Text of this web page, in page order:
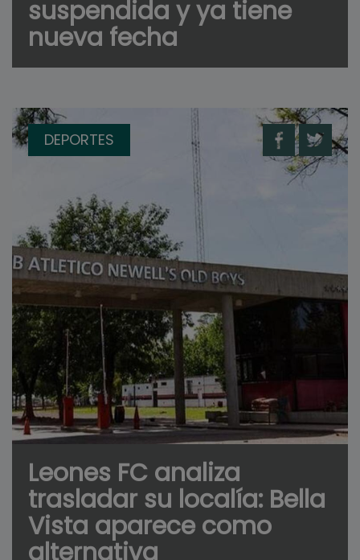
suspendida y ya tiene
nueva fecha
DEPORTES
Leones FC analiza
trasladar su localía: Bella
Vista aparece como
alternativa